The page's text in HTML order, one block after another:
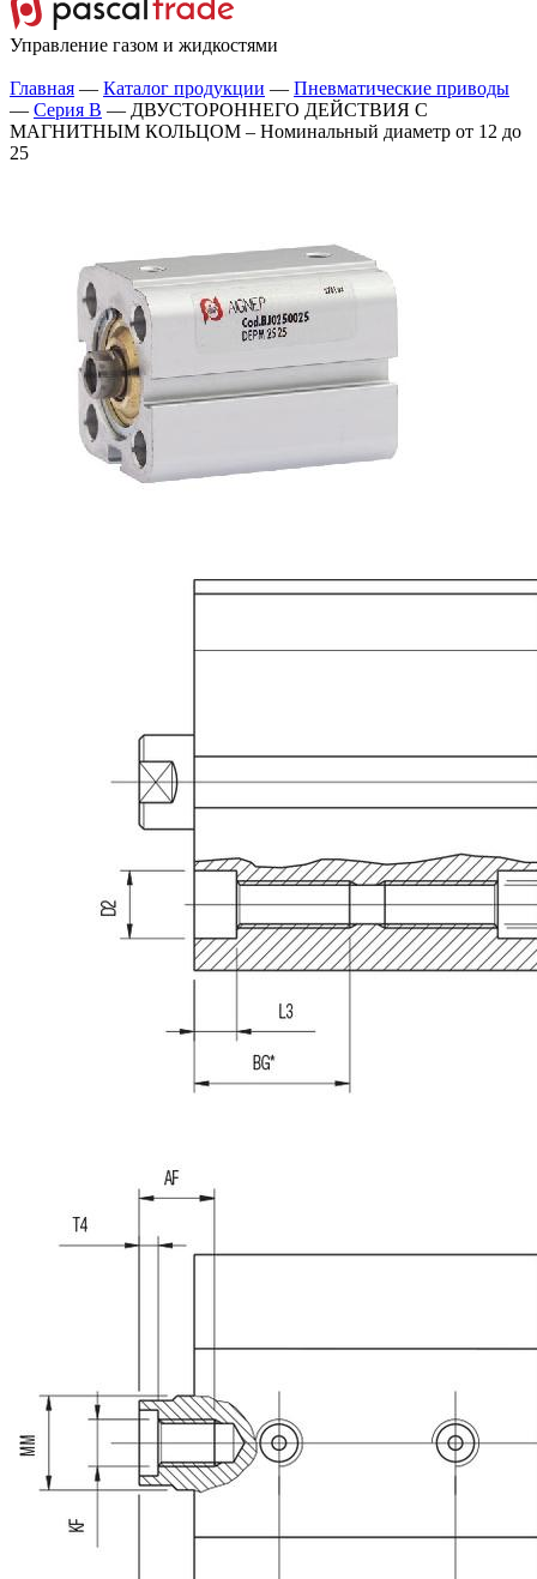
Управление газом и жидкостями
Главная — Каталог продукции — Пневматические приводы
— Серия B — ДВУСТОРОННЕГО ДЕЙСТВИЯ С
МАГНИТНЫМ КОЛЬЦОМ – Номинальный диаметр от 12 до
25